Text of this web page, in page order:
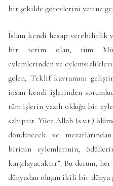
bir şekilde görevlerini yerine
İslam kendi hesap verebilirlik
bir terim olan, tüm
eylemlerinden ve
gelen, Teklif kavramını
insan kendi işlerinden
tüm işlerin yazılı olduğu bir
sahiptir. Yüce Allah (s.v.t.)
döndürecek ve
birinin eylemlerinin,
karşılayacaktır”. Bu durum,
dünyadan oluşan ikili bir dünya